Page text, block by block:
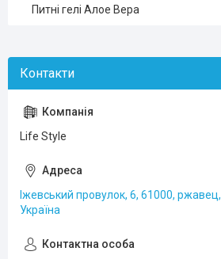
Питні гелі Алое Вера
Life Style
Іжевський провулок, 6, 61000, ржавец,
Україна